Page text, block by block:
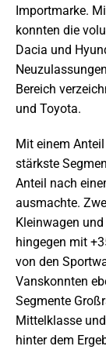
Importmarke.
konnten die
Dacia und
Bereich
und Toyota.
Mit einem
stärkste
Anteil nach
ausmachte.
Kleinwagen
hingegen mit
von den
Vanskonnten
Segmente
Mittelklasse
hinter dem